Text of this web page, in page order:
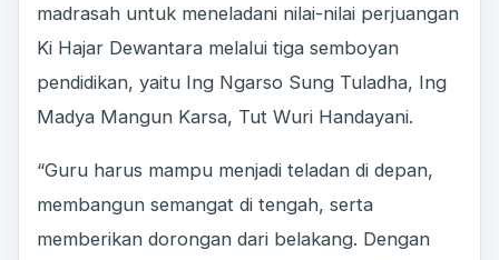
madrasah untuk meneladani nilai-nilai perjuangan
Ki Hajar Dewantara melalui tiga semboyan
pendidikan, yaitu Ing Ngarso Sung Tuladha, Ing
Madya Mangun Karsa, Tut Wuri Handayani.
“Guru harus mampu menjadi teladan di depan,
membangun semangat di tengah, serta
memberikan dorongan dari belakang. Dengan